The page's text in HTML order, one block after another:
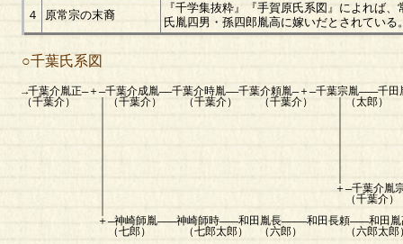
４ 原常宗の末裔
『千学集抜粋』『手賀原氏系図』によれば
氏胤四男・孫四郎胤高に嫁いだとされている
○千葉氏系図
→千葉介胤正―＋―千葉介成胤――千葉介時胤――千葉介頼胤―＋―千葉宗胤―――千
（千葉介） ｜（千葉介） （千葉介） （千葉介） ｜（太郎
｜ ＋―千葉介胤宗――千葉介貞胤―――千
｜ （千葉介） （千葉介） （
＋―神崎師胤―――神崎師時―――和田胤長――――和田長
（七郎） （七郎太郎） （六郎） （六郎太